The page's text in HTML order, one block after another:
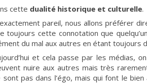
cette dualité historique et culturelle.
pareil, nous allons préférer
toujours cette connotation que
du mal aux autres en étant toujours
et cela passe par les médias,
nuire aux autres mais très
pas dans l’égo, mais qui font le bien